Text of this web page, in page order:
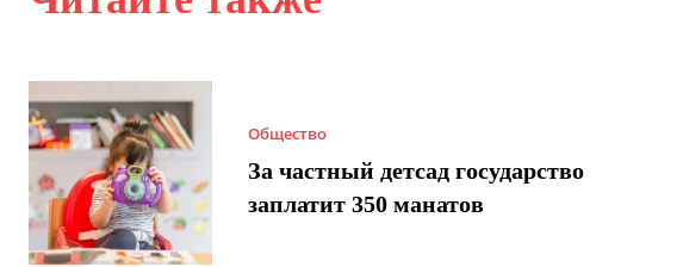
Общество
За частный детсад государство
заплатит 350 манатов